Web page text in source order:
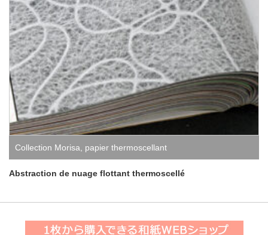
Collection Morisa, papier thermoscellant
Abstraction de nuage flottant thermoscellé